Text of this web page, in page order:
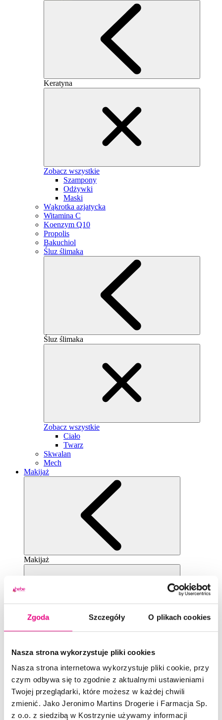
Zgoda Szczegóły O plikach cookies
Nasza strona wykorzystuje pliki cookies
Nasza strona internetowa wykorzystuje pliki cookie, przy
czym odbywa się to zgodnie z aktualnymi ustawieniami
Twojej przeglądarki, które możesz w każdej chwili
zmienić. Jako Jeronimo Martins Drogerie i Farmacja Sp.
z o.o. z siedzibą w Kostrzynie używamy informacji
Keratyna
Zobacz wszystkie
Szampony
Odżywki
Maski
Wąkrotka azjatycka
Witamina C
Koenzym Q10
Propolis
Bakuchiol
Śluz ślimaka
Śluz ślimaka
Zobacz wszystkie
Ciało
Twarz
Skwalan
Mech
Makijaż
Makijaż
Twarz